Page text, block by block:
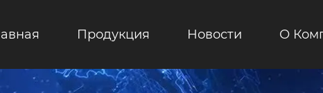
Продукция Новости О